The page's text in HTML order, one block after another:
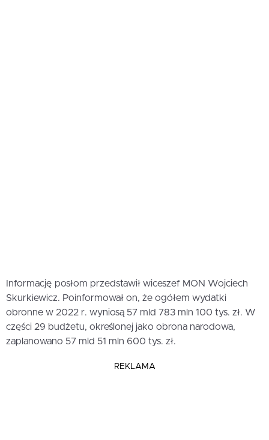
Informację posłom przedstawił wiceszef MON Wojciech
Skurkiewicz. Poinformował on, że ogółem wydatki
obronne w 2022 r. wyniosą 57 mld 783 mln 100 tys. zł. W
części 29 budżetu, określonej jako obrona narodowa,
zaplanowano 57 mld 51 mln 600 tys. zł.
REKLAMA